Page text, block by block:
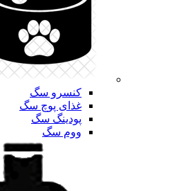
کنسرو سگ
غذای پوچ سگ
پودینگ سگ
ووم سگ